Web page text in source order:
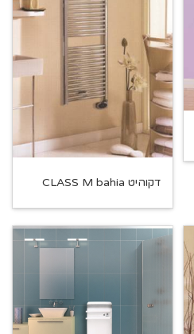
דקוהיט CLASS M bahia